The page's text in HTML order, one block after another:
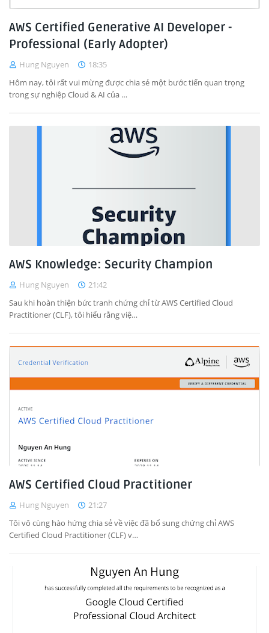
AWS Certified Generative AI Developer -
Professional (Early Adopter)
Hung Nguyen
18:35
Hôm nay, tôi rất vui mừng được chia sẻ một bước tiến quan trọng
trong sự nghiệp Cloud & AI của …
AWS Knowledge: Security Champion
Hung Nguyen
21:42
Sau khi hoàn thiện bức tranh chứng chỉ từ AWS Certified Cloud
Practitioner (CLF), tôi hiểu rằng việ…
AWS Certified Cloud Practitioner
Hung Nguyen
21:27
Tôi vô cùng hào hứng chia sẻ về việc đã bổ sung chứng chỉ AWS
Certified Cloud Practitioner (CLF) v…